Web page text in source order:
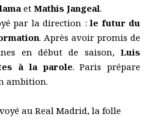
et Mathis Jangeal.
par la direction :le futur du
. Après avoir promis de
en début de saison, Luis
à la parole. Paris prépare
ambition.
au Real Madrid, la folle